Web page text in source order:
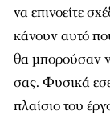
να επινοείτε
κάνουν αυτό
θα μπορούσαν
σας. Φυσικά
πλαίσιο του